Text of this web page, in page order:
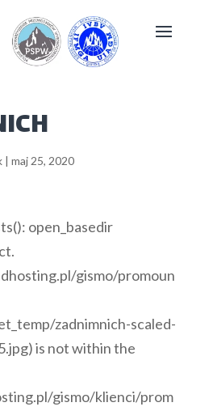
| maj 25, 2020
open_basedir
gismo/promoun
zadnimnich-scaled-
is not within the
gismo/klienci/prom